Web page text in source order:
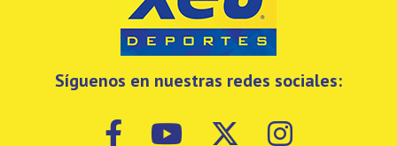
Síguenos en nuestras redes sociales: